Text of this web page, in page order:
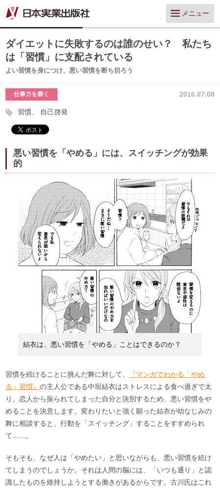
メニュー
ダイエットに失敗するのは誰のせい？ 私たち
は「習慣」に支配されている
よい習慣を身につけ、悪い習慣を断ち切ろう
2016.07.08
仕事力を磨く
習慣 自己啓発
悪い習慣を「やめる」には、スイッチングが効果
的
結衣は、悪い習慣を「やめる」ことはできるのか？
習慣を続けることに挑んだ舞に対して、
『マンガでわかる「やめ
る」習慣』の主人公である中垣結衣はストレスによる食べ過ぎで太
り、恋人から振られてしまった自分と決別するため、悪い習慣をや
めることを決意します。変わりたいと強く願った結衣が幼なじみの
舞に相談すると、行動を「スイッチング」することをすすめられ
て……。
そもそも、なぜ人は「やめたい」と思いながらも、悪い習慣を続け
てしまうのでしょうか。それは人間の脳には、「いつも通り」と認
識したものを維持しようとする働きがあるからです。古川氏はこれ